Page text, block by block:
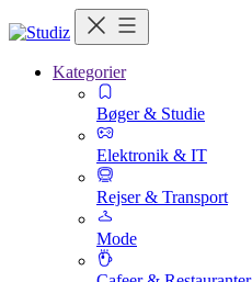
Kategorier
Bøger & Studie
Elektronik & IT
Rejser & Transport
Mode